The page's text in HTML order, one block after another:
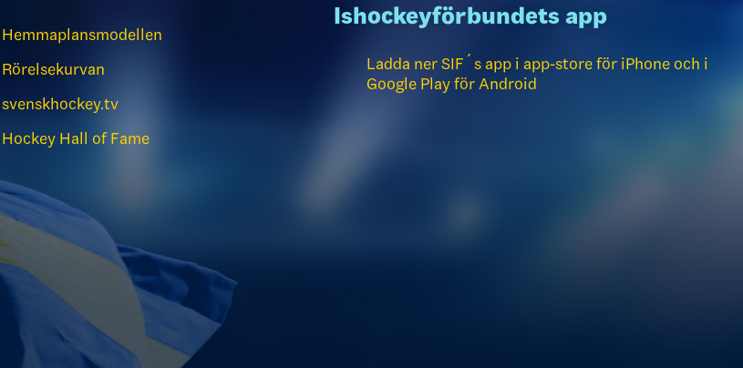
Hemmaplansmodellen
Rörelsekurvan
svenskhockey.tv
Hockey Hall of Fame
Ishockeyförbundets app
Ladda ner SIF´s app i app-store för iPhone och i
Google Play för Android